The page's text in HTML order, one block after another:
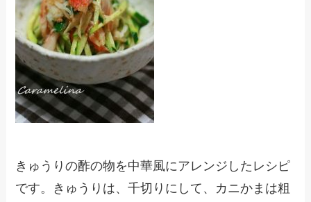
きゅうりの酢の物を中華風にアレンジしたレシピ
です。きゅうりは、千切りにして、カニかまは粗